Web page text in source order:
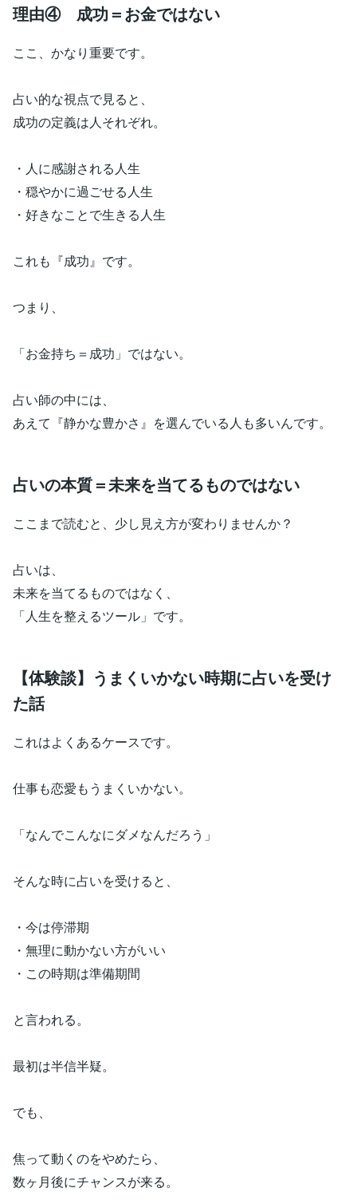
理由④ 成功＝お金ではない
ここ、かなり重要です。
占い的な視点で見ると、
成功の定義は人それぞれ。
・人に感謝される人生
・穏やかに過ごせる人生
・好きなことで生きる人生
これも『成功』です。
つまり、
「お金持ち＝成功」ではない。
占い師の中には、
あえて『静かな豊かさ』を選んでいる人も多いんです。
占いの本質＝未来を当てるものではない
ここまで読むと、少し見え方が変わりませんか？
占いは、
未来を当てるものではなく、
「人生を整えるツール」です。
【体験談】うまくいかない時期に占いを受け
た話
これはよくあるケースです。
仕事も恋愛もうまくいかない。
「なんでこんなにダメなんだろう」
そんな時に占いを受けると、
・今は停滞期
・無理に動かない方がいい
・この時期は準備期間
と言われる。
最初は半信半疑。
でも、
焦って動くのをやめたら、
数ヶ月後にチャンスが来る。